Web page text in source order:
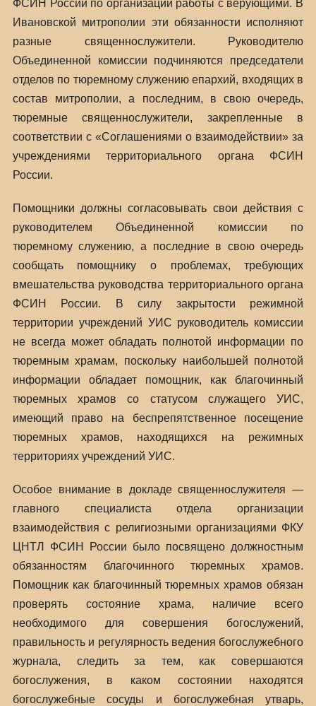
ФСИН России по организации работы с верующими. В
Ивановской митрополии эти обязанности исполняют
разные священнослужители. Руководителю
Объединенной комиссии подчиняются председатели
отделов по тюремному служению епархий, входящих в
состав митрополии, а последним, в свою очередь,
тюремные священнослужители, закрепленные в
соответствии с «Соглашениями о взаимодействии» за
учреждениями территориального органа ФСИН
России.
Помощники должны согласовывать свои действия с
руководителем Объединенной комиссии по
тюремному служению, а последние в свою очередь
сообщать помощнику о проблемах, требующих
вмешательства руководства территориального органа
ФСИН России. В силу закрытости режимной
территории учреждений УИС руководитель комиссии
не всегда может обладать полнотой информации по
тюремным храмам, поскольку наибольшей полнотой
информации обладает помощник, как благочинный
тюремных храмов со статусом служащего УИС,
имеющий право на беспрепятственное посещение
тюремных храмов, находящихся на режимных
территориях учреждений УИС.
Особое внимание в докладе священнослужителя —
главного специалиста отдела организации
взаимодействия с религиозными организациями ФКУ
ЦНТЛ ФСИН России было посвящено должностным
обязанностям благочинного тюремных храмов.
Помощник как благочинный тюремных храмов обязан
проверять состояние храма, наличие всего
необходимого для совершения богослужений,
правильность и регулярность ведения богослужебного
журнала, следить за тем, как совершаются
богослужения, в каком состоянии находятся
богослужебные сосуды и богослужебная утварь,